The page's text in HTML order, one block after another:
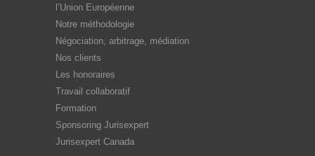
l’Union Européenne
Notre méthodologie
Négociation, arbitrage, médiation
Nos clients
Les honoraires
Travail collaboratif
Formation
Sponsoring Jurisexpert
Jurisexpert Canada